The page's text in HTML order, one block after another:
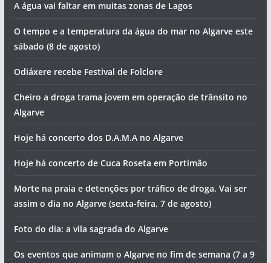
A água vai faltar em muitas zonas de Lagos
O tempo e a temperatura da água do mar no Algarve este
sábado (8 de agosto)
Odiáxere recebe Festival de Folclore
Cheiro a droga trama jovem em operação de trânsito no
Algarve
Hoje há concerto dos D.A.M.A no Algarve
Hoje há concerto de Cuca Roseta em Portimão
Morte na praia e detenções por tráfico de droga. Vai ser
assim o dia no Algarve (sexta-feira, 7 de agosto)
Foto do dia: a vila sagrada do Algarve
Os eventos que animam o Algarve no fim de semana (7 a 9